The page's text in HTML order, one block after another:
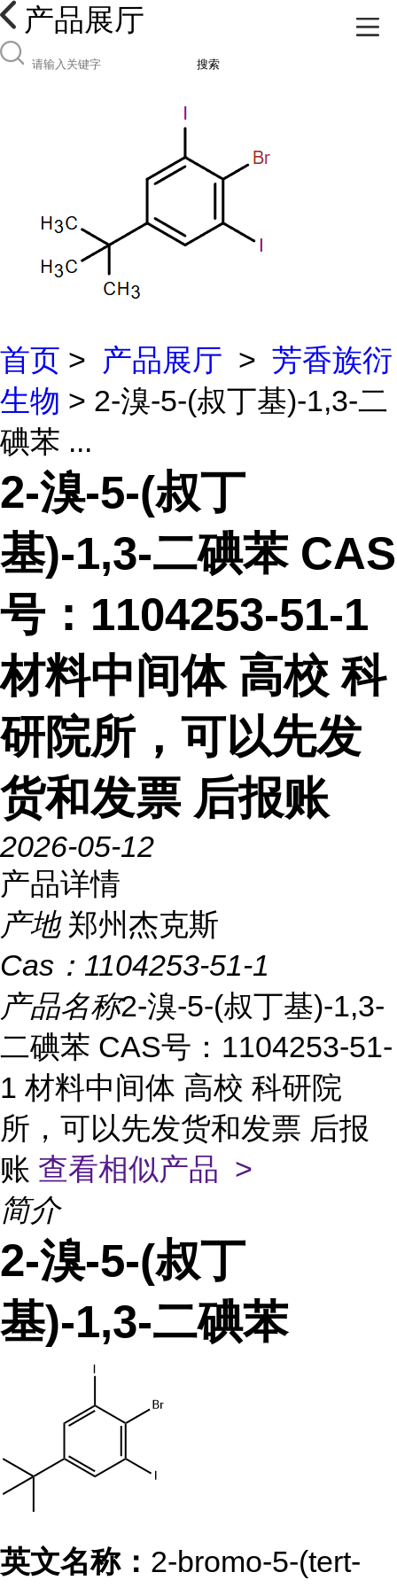
产品展厅
搜索
首页 > 产品展厅 > 芳香族衍
生物 > 2-溴-5-(叔丁基)-1,3-二
碘苯 ...
2-溴-5-(叔丁
基)-1,3-二碘苯 CAS
号：1104253-51-1
材料中间体 高校 科
研院所，可以先发
货和发票 后报账
2026-05-12
产品详情
产地 郑州杰克斯
Cas： 1104253-51-1
产品名称2-溴-5-(叔丁基)-1,3-
二碘苯 CAS号：1104253-51-
1 材料中间体 高校 科研院
所，可以先发货和发票 后报
账 查看相似产品 >
简介
2-溴-5-(叔丁
基)-1,3-二碘苯
英文名称： 2-bromo-5-(tert-